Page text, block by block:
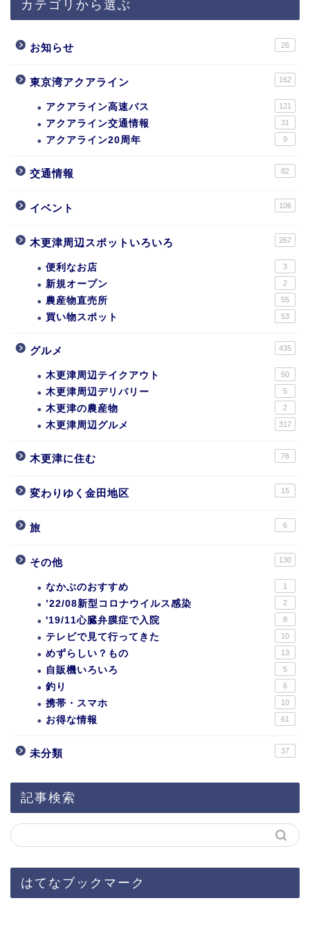
カテゴリから選ぶ
お知らせ 26
東京湾アクアライン 162
アクアライン高速バス 121
アクアライン交通情報 31
アクアライン20周年 9
交通情報 82
イベント 106
木更津周辺スポットいろいろ 267
便利なお店 3
新規オープン 2
農産物直売所 55
買い物スポット 53
グルメ 435
木更津周辺テイクアウト 50
木更津周辺デリバリー 5
木更津の農産物 2
木更津周辺グルメ 317
木更津に住む 76
変わりゆく金田地区 15
旅 6
その他 130
なかぶのおすすめ 1
’22/08新型コロナウイルス感染 2
'19/11心臓弁膜症で入院 8
テレビで見て行ってきた 10
めずらしい？もの 13
自販機いろいろ 5
釣り 6
携帯・スマホ 10
お得な情報 61
未分類 37
記事検索
はてなブックマーク